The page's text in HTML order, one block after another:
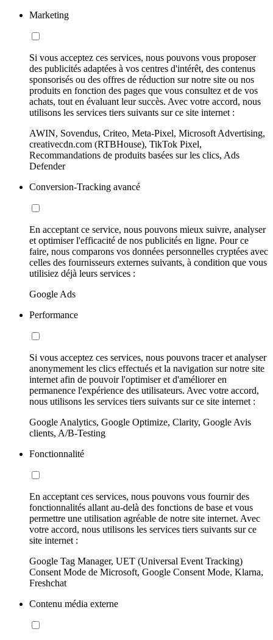
Marketing
Si vous acceptez ces services, nous pouvons vous proposer
des publicités adaptées à vos centres d'intérêt, des contenus
sponsorisés ou des offres de réduction sur notre site ou nos
produits en fonction des pages que vous consultez et de vos
achats, tout en évaluant leur succès. Avec votre accord, nous
utilisons les services tiers suivants sur ce site internet :
AWIN, Sovendus, Criteo, Meta-Pixel, Microsoft Advertising,
creativecdn.com (RTBHouse), TikTok Pixel,
Recommandations de produits basées sur les clics, Ads
Defender
Conversion-Tracking avancé
En acceptant ce service, nous pouvons mieux suivre, analyser
et optimiser l'efficacité de nos publicités en ligne. Pour ce
faire, nous comparons vos données personnelles cryptées avec
celles des fournisseurs externes suivants, à condition que vous
utilisiez déjà leurs services :
Google Ads
Performance
Si vous acceptez ces services, nous pouvons tracer et analyser
anonymement les clics effectués et la navigation sur notre site
internet afin de pouvoir l'optimiser et d'améliorer en
permanence l'expérience des utilisateurs. Avec votre accord,
nous utilisons les services tiers suivants sur ce site internet :
Google Analytics, Google Optimize, Clarity, Google Avis
clients, A/B-Testing
Fonctionnalité
En acceptant ces services, nous pouvons vous fournir des
fonctionnalités allant au-delà des fonctions de base et vous
permettre une utilisation agréable de notre site internet. Avec
votre accord, nous utilisons les services tiers suivants sur ce
site internet :
Google Tag Manager, UET (Universal Event Tracking)
Consent Mode de Microsoft, Google Consent Mode, Klarna,
Freshchat
Contenu média externe